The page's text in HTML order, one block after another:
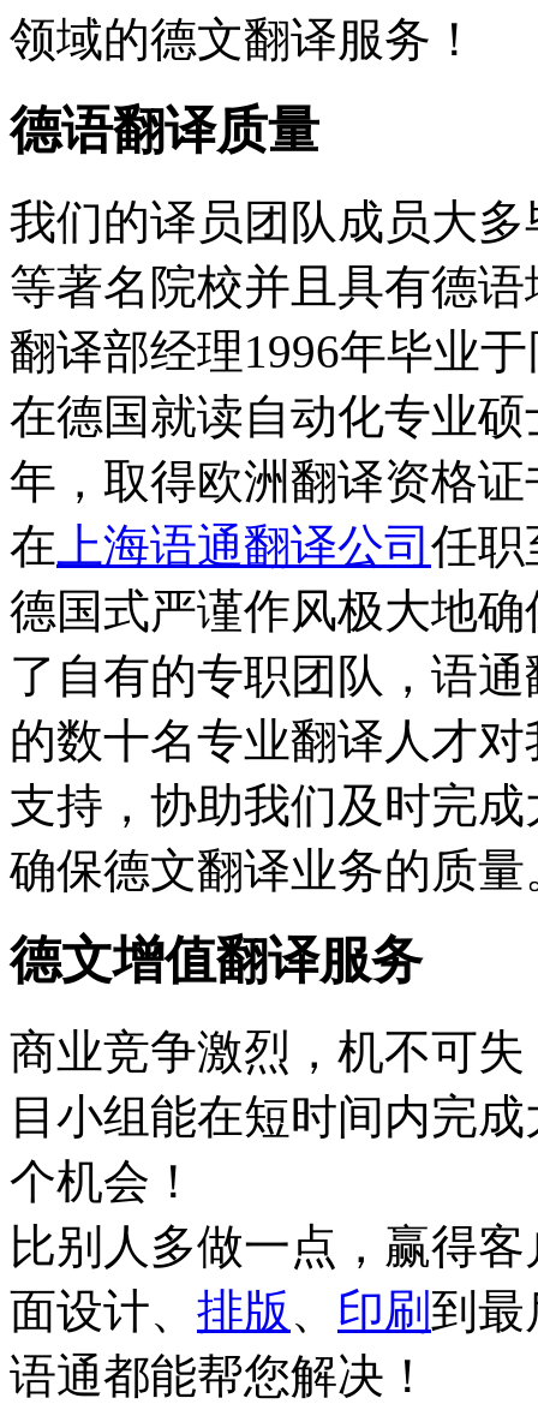
领域的德文翻译服务！
德语翻译质量
我们的译员团队成员大
等著名院校并且具有德
翻译部经理1996年毕业
在德国就读自动化专业
年，取得欧洲翻译资格
在 上海语通翻译公司 任职
德国式严谨作风极大地
了自有的专职团队，语
的数十名专业翻译人才
支持，协助我们及时完
确保德文翻译业务的质量
德文增值翻译服务
商业竞争激烈，机不可
目小组能在短时间内完
个机会！
比别人多做一点，赢得
面设计、 排版、 印刷 到最
语通都能帮您解决！